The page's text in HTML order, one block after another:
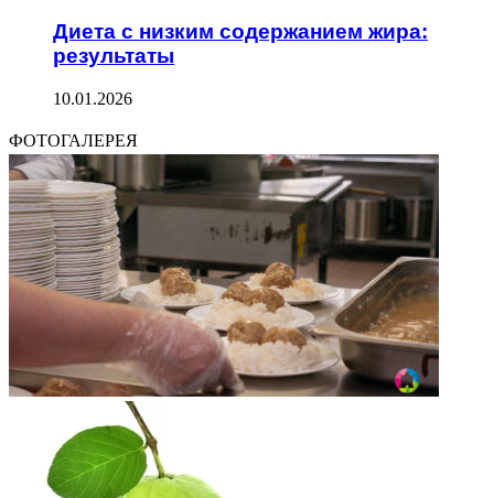
Диета с низким содержанием жира:
результаты
10.01.2026
ФОТОГАЛЕРЕЯ